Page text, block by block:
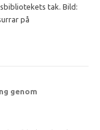
tak. Bild:
på
genom